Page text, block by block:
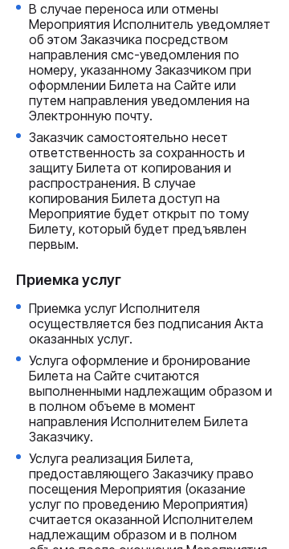
В случае переноса или отмены
Мероприятия Исполнитель уведомляет
об этом Заказчика посредством
направления смс-уведомления по
номеру, указанному Заказчиком при
оформлении Билета на Сайте или
путем направления уведомления на
Электронную почту.
Заказчик самостоятельно несет
ответственность за сохранность и
защиту Билета от копирования и
распространения. В случае
копирования Билета доступ на
Мероприятие будет открыт по тому
Билету, который будет предъявлен
первым.
Приемка услуг
Приемка услуг Исполнителя
осуществляется без подписания Акта
оказанных услуг.
Услуга оформление и бронирование
Билета на Сайте считаются
выполненными надлежащим образом и
в полном объеме в момент
направления Исполнителем Билета
Заказчику.
Услуга реализация Билета,
предоставляющего Заказчику право
посещения Мероприятия (оказание
услуг по проведению Мероприятия)
считается оказанной Исполнителем
надлежащим образом и в полном